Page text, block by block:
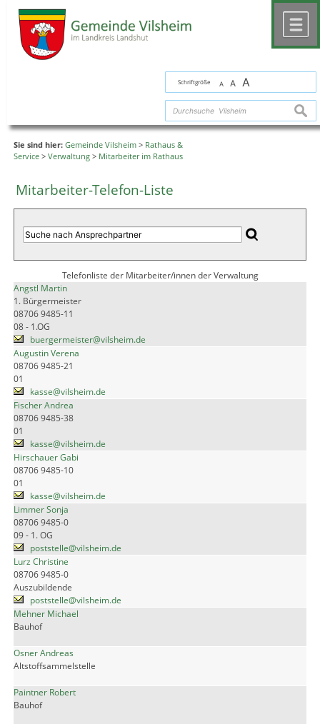
Schriftgröße A A A
Sie sind hier: Gemeinde Vilsheim > Rathaus &
Service > Verwaltung > Mitarbeiter im Rathaus
Mitarbeiter-Telefon-Liste
Telefonliste der Mitarbeiter/innen der Verwaltung
Angstl Martin
1. Bürgermeister
08706 9485-11
08 - 1.OG
buergermeister@vilsheim.de
Augustin Verena
08706 9485-21
01
kasse@vilsheim.de
Fischer Andrea
08706 9485-38
01
kasse@vilsheim.de
Hirschauer Gabi
08706 9485-10
01
kasse@vilsheim.de
Limmer Sonja
08706 9485-0
09 - 1. OG
poststelle@vilsheim.de
Lurz Christine
08706 9485-0
Auszubildende
poststelle@vilsheim.de
Mehner Michael
Bauhof
Osner Andreas
Altstoffsammelstelle
Paintner Robert
Bauhof